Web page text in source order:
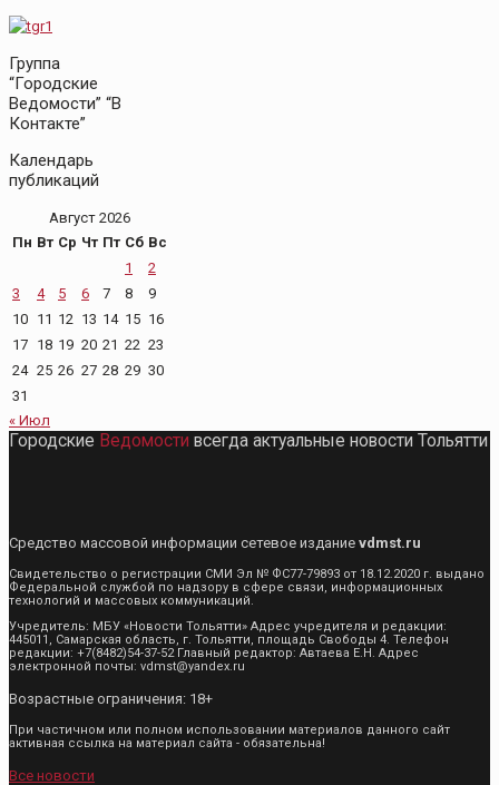
Группа
“Городские
Ведомости” “В
Контакте”
Календарь
публикаций
Август 2026
Пн Вт Ср Чт Пт Сб Вс
1
2
3
4 5 6 7 8
9
10 11 12 13 14 15 16
17 18 19 20 21 22 23
24 25 26 27 28 29 30
31
« Июл
Городские Ведомости всегда актуальные новости Тольятти
Средство массовой информации сетевое издание vdmst.ru
Свидетельство о регистрации СМИ Эл № ФС77-79893 от 18.12.2020 г. выдано
Федеральной службой по надзору в сфере связи, информационных
технологий и массовых коммуникаций.
Учредитель: МБУ «Новости Тольятти» Адрес учредителя и редакции:
445011, Самарская область, г. Тольятти, площадь Свободы 4. Телефон
редакции: +7(8482)54-37-52 Главный редактор: Автаева Е.Н. Адрес
электронной почты: vdmst@yandex.ru
Возрастные ограничения: 18+
При частичном или полном использовании материалов данного сайт
активная ссылка на материал сайта - обязательна!
Все новости